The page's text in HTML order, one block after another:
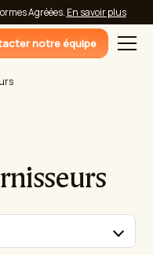
Agréées. En savoir plus
notre équipe